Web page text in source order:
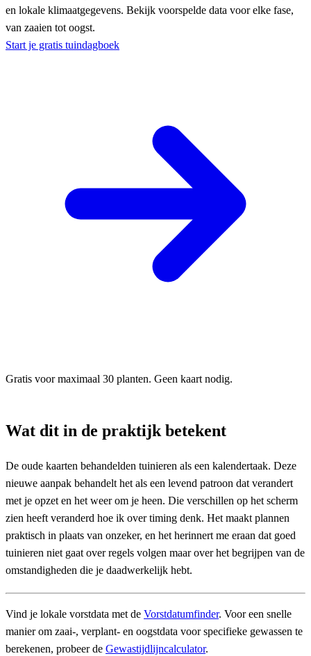
en lokale klimaatgegevens. Bekijk voorspelde data voor elke fase,
van zaaien tot oogst.
Start je gratis tuindagboek
Gratis voor maximaal 30 planten. Geen kaart nodig.
Wat dit in de praktijk betekent
De oude kaarten behandelden tuinieren als een kalendertaak. Deze
nieuwe aanpak behandelt het als een levend patroon dat verandert
met je opzet en het weer om je heen. Die verschillen op het scherm
zien heeft veranderd hoe ik over timing denk. Het maakt plannen
praktisch in plaats van onzeker, en het herinnert me eraan dat goed
tuinieren niet gaat over regels volgen maar over het begrijpen van de
omstandigheden die je daadwerkelijk hebt.
Vind je lokale vorstdata met de Vorstdatumfinder. Voor een snelle
manier om zaai-, verplant- en oogstdata voor specifieke gewassen te
berekenen, probeer de Gewastijdlijncalculator.